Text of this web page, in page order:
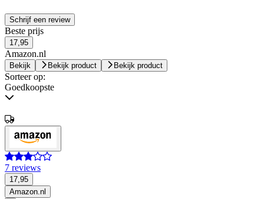
Schrijf een review
Beste prijs
17,95
Amazon.nl
Bekijk Bekijk product Bekijk product
Sorteer op:
Goedkoopste
7 reviews
17,95
Amazon.nl